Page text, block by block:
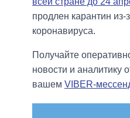
продлен карантин
коронавируса.
Получайте
новости и аналитику
вашем VIBER-